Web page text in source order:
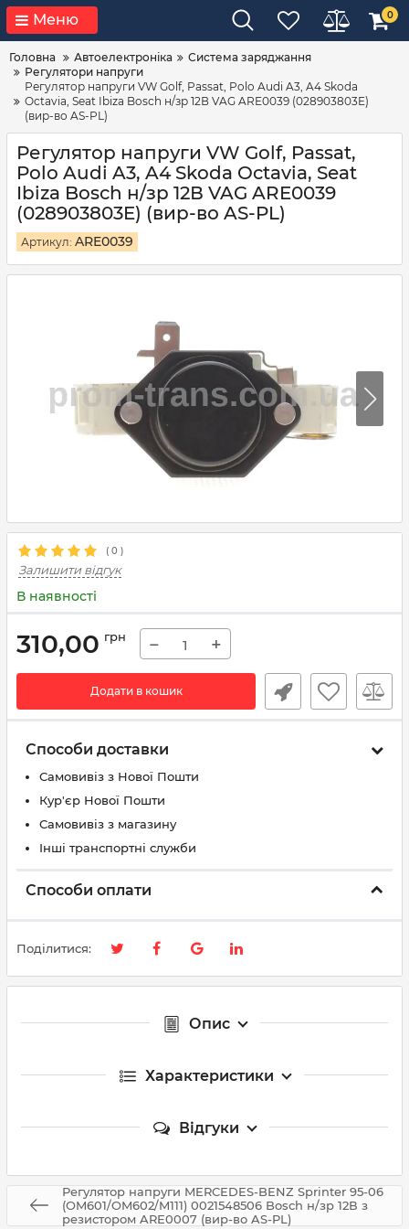
Меню 0
Головна Автоелектроніка
Система заряджання
Регулятори напруги
Регулятор напруги VW Golf, Passat, Polo Audi A3, A4 Skoda
Octavia, Seat Ibiza Bosсh н/зр 12В VAG ARE0039 (028903803E)
(вир-во AS-PL)
Регулятор напруги VW Golf, Passat,
Polo Audi A3, A4 Skoda Octavia, Seat
Ibiza Bosсh н/зр 12В VAG ARE0039
(028903803E) (вир-во AS-PL)
Артикул: ARE0039
( 0 )
Залишити відгук
В наявності
310,00 грн − +
Додати в кошик
Способи доставки
Самовивіз з Нової Пошти
Кур'єр Нової Пошти
Самовивіз з магазину
Інші транспортні служби
Способи оплати
Поділитися:
Опис
Характеристики
Відгуки
Регулятор напруги MERCEDES-BENZ Sprinter 95-06
(OM601/OM602/M111) 0021548506 Bosсh н/зр 12В з
резистором ARE0007 (вир-во AS-PL)